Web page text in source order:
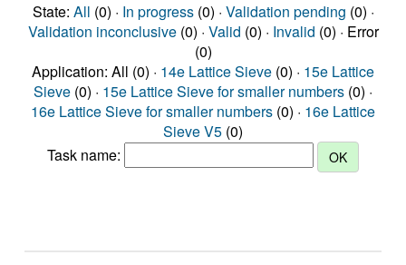
State: All (0) · In progress(0) · Validation pending (0) ·
Validation inconclusive(0) · Valid (0) · Invalid (0) · Error
(0)
Application: All (0) · 14e Lattice Sieve (0) · 15e Lattice
Sieve (0) · 15e Lattice Sieve for smaller numbers (0) ·
16e Lattice Sieve for smaller numbers (0) · 16e Lattice
Sieve V5 (0)
Task name: